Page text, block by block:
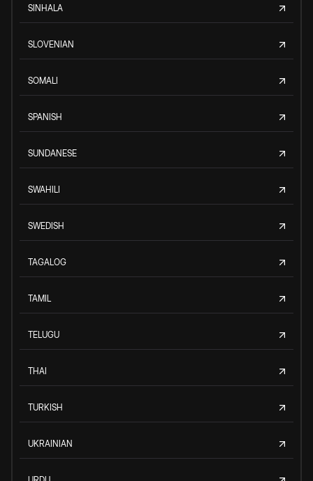
SINHALA
SLOVENIAN
SOMALI
SPANISH
SUNDANESE
SWAHILI
SWEDISH
TAGALOG
TAMIL
TELUGU
THAI
TURKISH
UKRAINIAN